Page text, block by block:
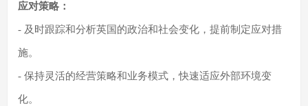
应对策略：
- 及时跟踪和分析英国的政治和社会变化，提前制定应对措
施。
- 保持灵活的经营策略和业务模式，快速适应外部环境变
化。